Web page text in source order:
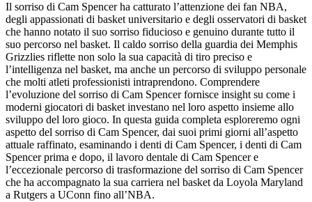
Il sorriso di Cam Spencer ha catturato l’attenzione dei fan NBA,
degli appassionati di basket universitario e degli osservatori di basket
che hanno notato il suo sorriso fiducioso e genuino durante tutto il
suo percorso nel basket. Il caldo sorriso della guardia dei Memphis
Grizzlies riflette non solo la sua capacità di tiro preciso e
l’intelligenza nel basket, ma anche un percorso di sviluppo personale
che molti atleti professionisti intraprendono. Comprendere
l’evoluzione del sorriso di Cam Spencer fornisce insight su come i
moderni giocatori di basket investano nel loro aspetto insieme allo
sviluppo del loro gioco. In questa guida completa esploreremo ogni
aspetto del sorriso di Cam Spencer, dai suoi primi giorni all’aspetto
attuale raffinato, esaminando i denti di Cam Spencer, i denti di Cam
Spencer prima e dopo, il lavoro dentale di Cam Spencer e
l’eccezionale percorso di trasformazione del sorriso di Cam Spencer
che ha accompagnato la sua carriera nel basket da Loyola Maryland
a Rutgers a UConn fino all’NBA.